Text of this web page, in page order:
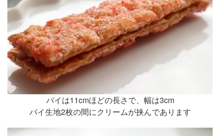
パイは11cmほどの長さで、幅は3cm
パイ生地2枚の間にクリームが挟んであります